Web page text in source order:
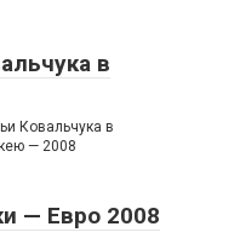
в
Ковальчука в
— 2008
— Евро 2008